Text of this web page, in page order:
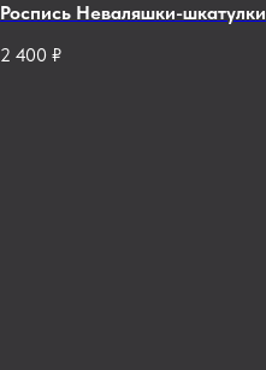
Роспись Неваляшки-шкатулки
2 400 ₽